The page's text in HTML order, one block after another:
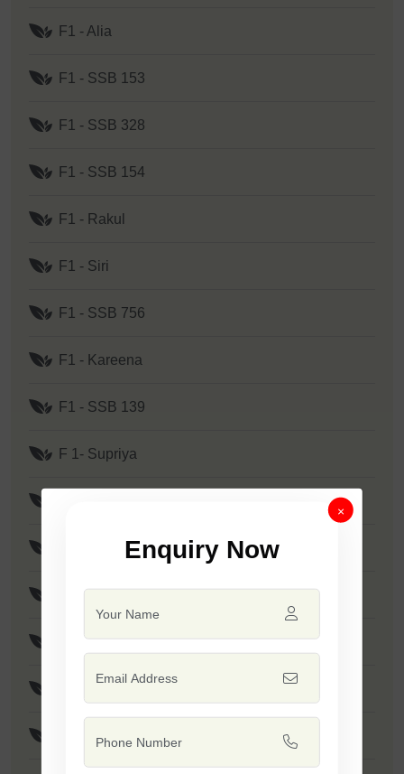
F1 - Alia
F1 - SSB 153
F1 - SSB 328
F1 - SSB 154
F1 - Rakul
F1 - Siri
F1 - SSB 756
F1 - Kareena
F1 - SSB 139
F 1- Supriya
F1 - SSB 807
F1 - Mallika
F1 - Tejas
F1 - Minakshi / SSB 133
×
Enquiry Now